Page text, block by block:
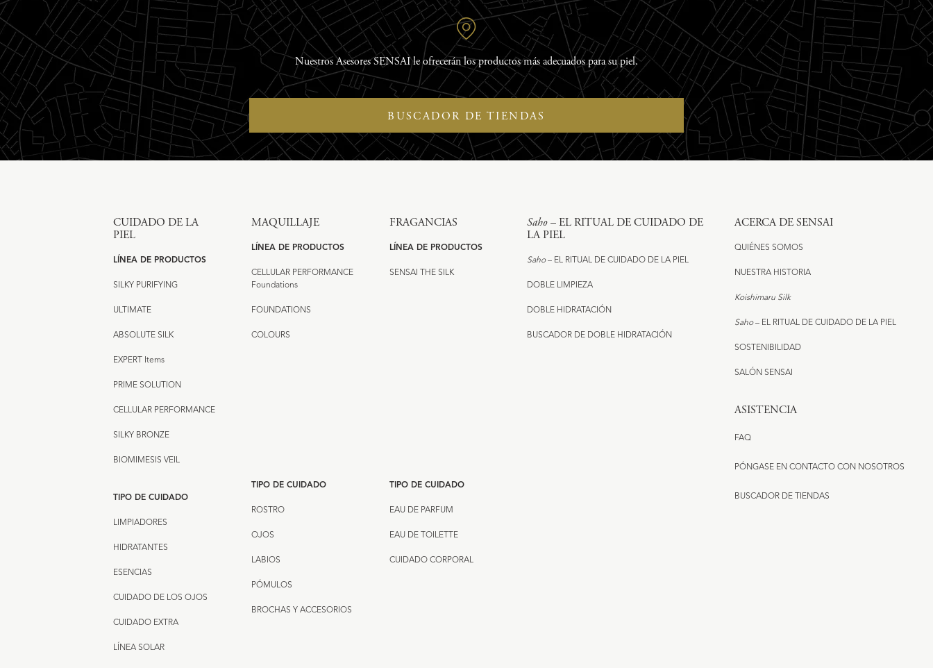
Nuestros Asesores SENSAI le ofrecerán los productos más adecuados para su piel.
BUSCADOR DE TIENDAS
CUIDADO DE LA
PIEL
LÍNEA DE PRODUCTOS
SILKY PURIFYING
ULTIMATE
ABSOLUTE SILK
EXPERT Items
PRIME SOLUTION
CELLULAR PERFORMANCE
SILKY BRONZE
BIOMIMESIS VEIL
TIPO DE CUIDADO
LIMPIADORES
HIDRATANTES
ESENCIAS
CUIDADO DE LOS OJOS
CUIDADO EXTRA
LÍNEA SOLAR
MAQUILLAJE
LÍNEA DE PRODUCTOS
CELLULAR PERFORMANCE
Foundations
FOUNDATIONS
COLOURS
TIPO DE CUIDADO
ROSTRO
OJOS
LABIOS
PÓMULOS
BROCHAS Y ACCESORIOS
FRAGANCIAS
LÍNEA DE PRODUCTOS
SENSAI THE SILK
TIPO DE CUIDADO
EAU DE PARFUM
EAU DE TOILETTE
CUIDADO CORPORAL
Saho– EL RITUAL DE CUIDADO DE
LA PIEL
Saho– EL RITUAL DE CUIDADO DE LA PIEL
DOBLE LIMPIEZA
DOBLE HIDRATACIÓN
BUSCADOR DE DOBLE HIDRATACIÓN
ACERCA DE SENSAI
QUIÉNES SOMOS
NUESTRA HISTORIA
Koishimaru Silk
Saho– EL RITUAL DE CUIDADO DE LA PIEL
SOSTENIBILIDAD​
SALÓN SENSAI
ASISTENCIA
FAQ
PÓNGASE EN CONTACTO CON NOSOTROS
BUSCADOR DE TIENDAS